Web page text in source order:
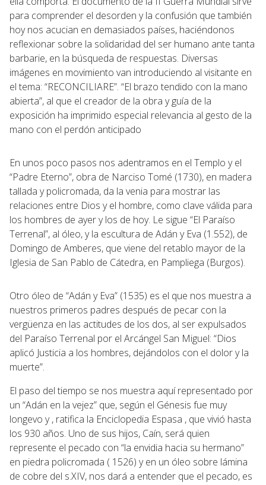
para comprender el desorden y la confusión que también
hoy nos acucian en demasiados países, haciéndonos
reflexionar sobre la solidaridad del ser humano ante tanta
barbarie, en la búsqueda de respuestas. Diversas
imágenes en movimiento van introduciendo al visitante en
el tema: “RECONCILIARE”. “El brazo tendido con la mano
abierta”, al que el creador de la obra y guía de la
exposición ha imprimido especial relevancia al gesto de la
mano con el perdón anticipado
En unos poco pasos nos adentramos en el Templo y el
“Padre Eterno”, obra de Narciso Tomé (1730), en madera
tallada y policromada, da la venia para mostrar las
relaciones entre Dios y el hombre, como clave válida para
los hombres de ayer y los de hoy. Le sigue “El Paraíso
Terrenal”, al óleo, y la escultura de Adán y Eva (1.552), de
Domingo de Amberes, que viene del retablo mayor de la
Iglesia de San Pablo de Cátedra, en Pampliega (Burgos).
Otro óleo de “Adán y Eva” (1535) es el que nos muestra a
nuestros primeros padres después de pecar con la
vergüenza en las actitudes de los dos, al ser expulsados
del Paraíso Terrenal por el Arcángel San Miguel: “Dios
aplicó Justicia a los hombres, dejándolos con el dolor y la
muerte”.
El paso del tiempo se nos muestra aquí representado por
un “Adán en la vejez” que, según el Génesis fue muy
longevo y , ratifica la Enciclopedia Espasa , que vivió hasta
los 930 años. Uno de sus hijos, Caín, será quien
represente el pecado con “la envidia hacia su hermano”
en piedra policromada ( 1526) y en un óleo sobre lámina
de cobre del s.XIV, nos dará a entender que el pecado, es